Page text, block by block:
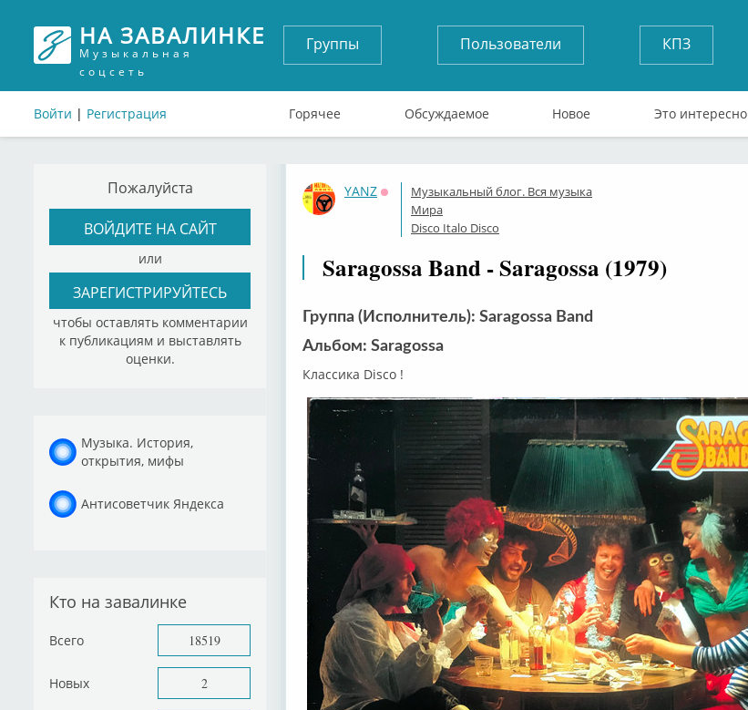
НА ЗАВАЛИНКЕ
Музыкальная
соцсеть
Войти | Регистрация
Группы Пользователи КПЗ
Горячее Обсуждаемое Новое Это интересно
Пожалуйста
ВОЙДИТЕ НА САЙТ
или
ЗАРЕГИСТРИРУЙТЕСЬ
чтобы оставлять комментарии
к публикациям и выставлять
оценки.
Музыка. История,
открытия, мифы
Антисоветчик Яндекса
Кто на завалинке
Всего 18519
Новых 2
YANZ
Оффлайн
Музыкальный блог. Вся музыка
Мира
Disco Italo Disco
Saragossa Band - Saragossa (1979)
Группа (Исполнитель): Saragossa Band
Альбом: Saragossa
Классика Disco !